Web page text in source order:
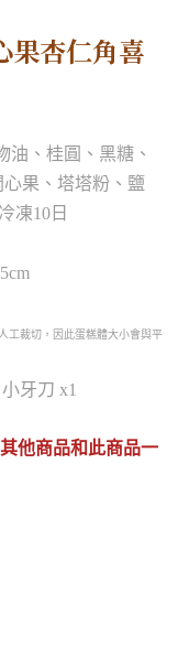
果杏仁角喜
油、桂圓、黑糖、
果、塔塔粉、鹽
凍10日
工裁切，因此蛋糕體大小會與平
牙刀 x1
他商品和此商品一